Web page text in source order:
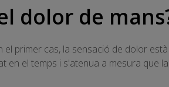
dolor de
el primer cas, la sensació de dolor
en el temps i s'atenua a mesura que